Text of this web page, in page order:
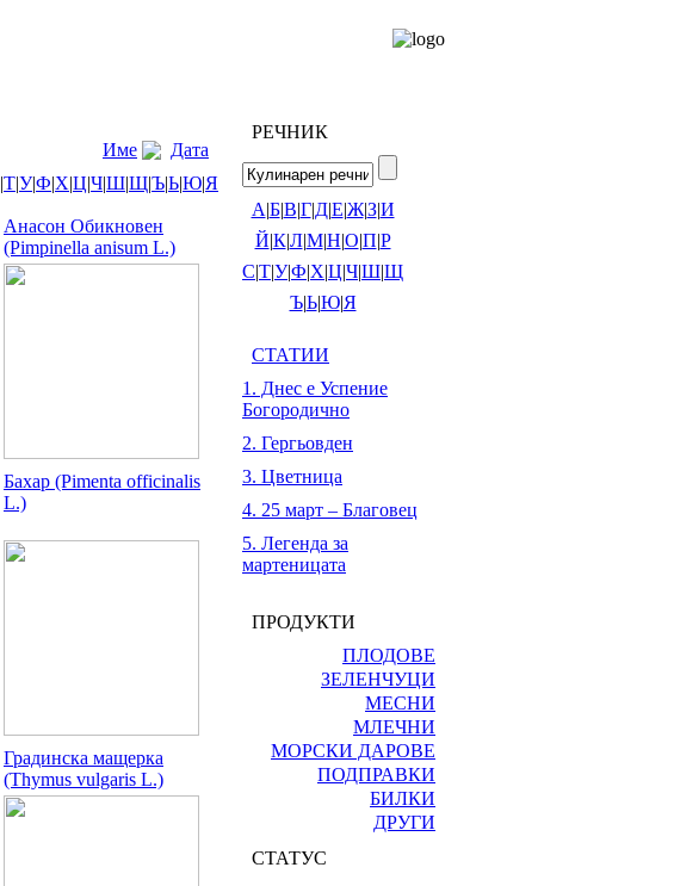
Име
Дата
|Т|У|Ф|Х|Ц|Ч|Ш|Щ|Ъ|Ь|Ю|Я
Анасон Обикновен
(Pimpinella anisum L.)
Бахар (Pimenta officinalis
L.)
Градинска мащерка
(Thymus vulgaris L.)
РЕЧНИК
А|Б|В|Г|Д|Е|Ж|З|И
Й|К|Л|М|Н|О|П|Р
С|Т|У|Ф|Х|Ц|Ч|Ш|Щ
Ъ|Ь|Ю|Я
СТАТИИ
1. Днес е Успение
Богородично
2. Гергьовден
3. Цветница
4. 25 март – Благовец
5. Легенда за
мартеницата
ПРОДУКТИ
ПЛОДОВЕ
ЗЕЛЕНЧУЦИ
МЕСНИ
МЛЕЧНИ
МОРСКИ ДАРОВЕ
ПОДПРАВКИ
БИЛКИ
ДРУГИ
СТАТУС